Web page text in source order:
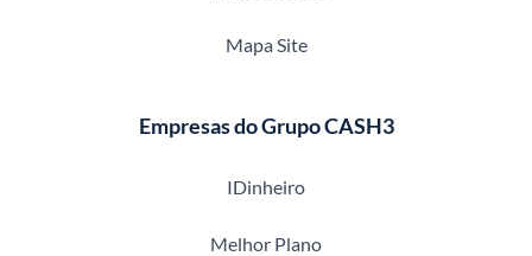
Mapa Site
Empresas do Grupo CASH3
IDinheiro
Melhor Plano